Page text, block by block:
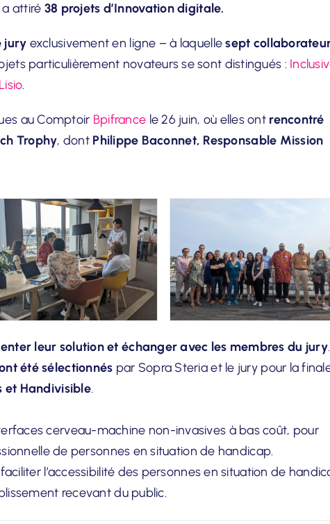
a attiré 38 projets d’Innovation digitale.
jury exclusivement en ligne – à laquellesept
particulièrement novateurs se sont distingués :
Lisio.
au Comptoir Bpifrance le 26 juin, où elles ont rencontré
Trophy, dont Philippe Baconnet, Responsable Mission
leur solution et échanger avec les membres du jury
été sélectionnés par Sopra Steria et le jury pour la
et Handivisible.
cerveau-machine non-invasives à bas coût, pour
de personnes en situation de handicap.
l’accessibilité des personnes en situation de
recevant du public.